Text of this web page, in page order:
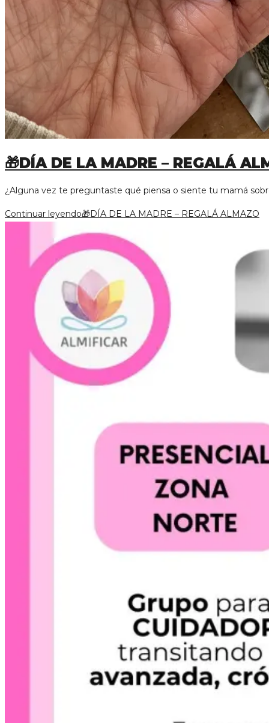
🎁DÍA DE LA MADRE – REGALÁ
¿Alguna vez te preguntaste qué piensa o siente tu mamá
Continuar leyendo🎁DÍA DE LA MADRE – REGALÁ ALMAZO